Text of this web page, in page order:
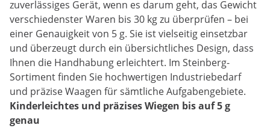
zuverlässiges Gerät, wenn es darum geht, das Gewicht
verschiedenster Waren bis 30 kg zu überprüfen – bei
einer Genauigkeit von 5 g. Sie ist vielseitig einsetzbar
und überzeugt durch ein übersichtliches Design, dass
Ihnen die Handhabung erleichtert. Im Steinberg-
Sortiment finden Sie hochwertigen Industriebedarf
und präzise Waagen für sämtliche Aufgabengebiete.
Kinderleichtes und präzises Wiegen bis auf 5 g
genau